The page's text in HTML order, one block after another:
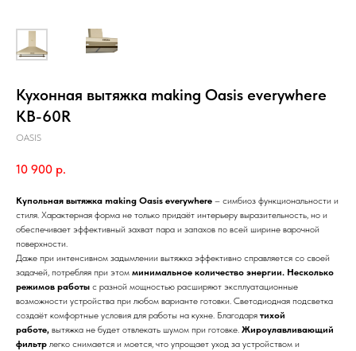
Кухонная вытяжка making Oasis everywhere
KB-60R
OASIS
10 900 р.
Купольная вытяжка making Oasis everywhere – симбиоз функциональности и
стиля. Характерная форма не только придаёт интерьеру выразительность, но и
обеспечивает эффективный захват пара и запахов по всей ширине варочной
поверхности.
Даже при интенсивном задымлении вытяжка эффективно справляется со своей
задачей, потребляя при этом минимальное количество энергии. Несколько
режимов работы с разной мощностью расширяют эксплуатационные
возможности устройства при любом варианте готовки. Светодиодная подсветка
создаёт комфортные условия для работы на кухне. Благодаря тихой
работе, вытяжка не будет отвлекать шумом при готовке. Жироулавливающий
фильтр легко снимается и моется, что упрощает уход за устройством и